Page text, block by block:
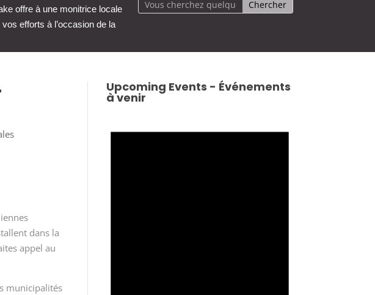
offre à une monitrice locale
efforts à l’occasion de la
dans la
appel au
municipalités
Upcoming Events - Événements
à venir